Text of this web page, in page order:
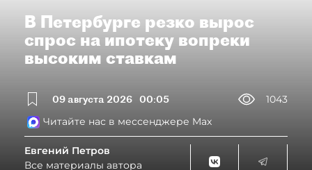
В Петербурге резко вырос
спрос на ипотеку вопреки
высоким ставкам
09 августа 2026 00:05
1043
Читайте нас в мессенджере Max
Евгений Петров
Все материалы автора